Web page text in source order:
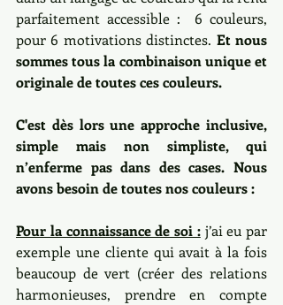
parfaitement accessible :  6 couleurs,
pour 6 motivations distinctes. Et nous
sommes tous la combinaison unique et
originale de toutes ces couleurs.
C'est dès lors une approche inclusive,
simple mais non simpliste, qui
n’enferme pas dans des cases. Nous
avons besoin de toutes nos couleurs :
Pour la connaissance de soi : j’ai eu par
exemple une cliente qui avait à la fois
beaucoup de vert (créer des relations
harmonieuses, prendre en compte